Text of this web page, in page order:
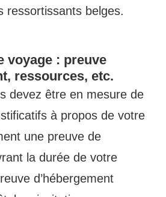
ressortissants belges.
voyage : preuve
ressources, etc.
devez être en mesure de
à propos de votre
une preuve de
la durée de votre
d’hébergement